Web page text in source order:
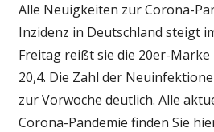
Alle Neuigkeiten zur Corona-
Inzidenz in Deutschland steigt
Freitag reißt sie die 20er-
20,4. Die Zahl der
zur Vorwoche deutlich. Alle
Corona-Pandemie finden Sie